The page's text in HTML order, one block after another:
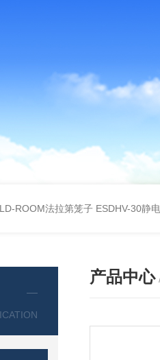
LD-ROOM法拉第笼子 ESDHV-30静
产品中心